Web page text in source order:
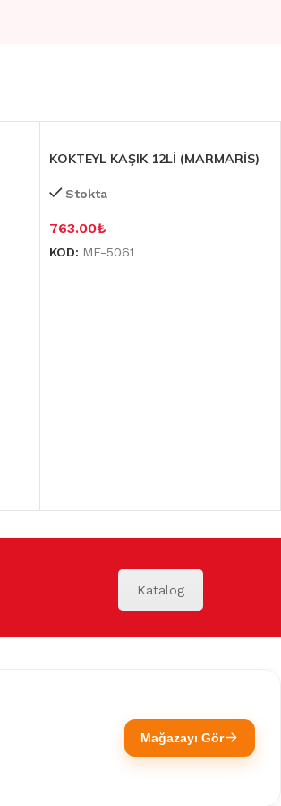
KOKTEYL KAŞIK 12Lİ (MARMARİS)
Stokta
763.00₺
KOD: ME-5061
Katalog
Mağazayı Gör